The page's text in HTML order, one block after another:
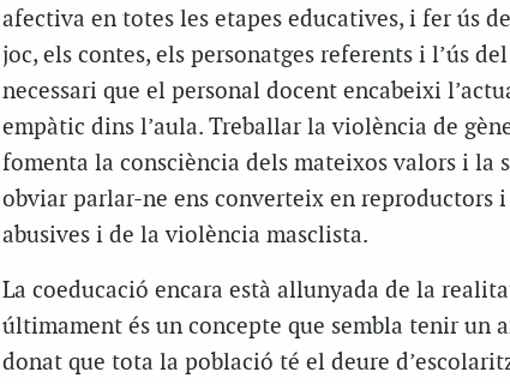
afectiva en totes les etapes educatives, i fer ús
joc, els contes, els personatges referents i l’ús
necessari que el personal docent encabeixi
empàtic dins l’aula. Treballar la violència de
fomenta la consciència dels mateixos valors i la
obviar parlar-ne ens converteix en reproductors
abusives i de la violència masclista.
La coeducació encara està allunyada de la
últimament és un concepte que sembla tenir un
donat que tota la població té el deure